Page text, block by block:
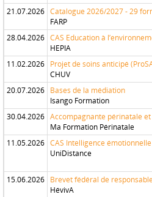
21.07.2026 Catalogue 2026/2027 - 29
FARP
28.04.2026 CAS Education à
HEPIA
11.02.2026 Projet de soins anticipé
CHUV
20.07.2026 Bases de la médiation
Isango Formation
30.04.2026 Accompagnante périnatale
Ma Formation Périnatale
11.05.2026 CAS Intelligence
UniDistance
15.06.2026 Brevet fédéral de
HévivA